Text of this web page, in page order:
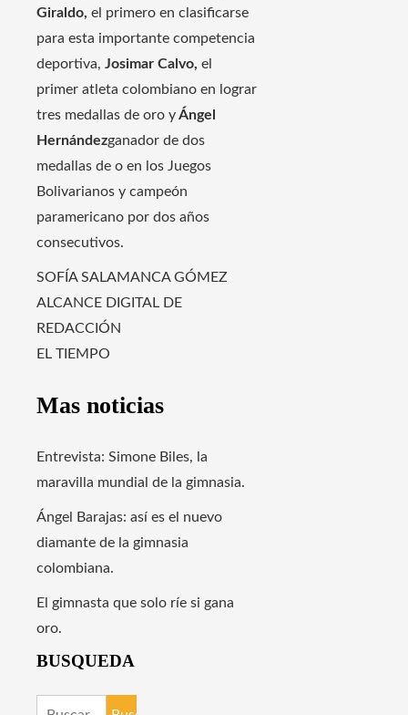
Giraldo, el primero en clasificarse
para esta importante competencia
deportiva, Josimar Calvo, el
primer atleta colombiano en lograr
tres medallas de oro yÁngel
Hernándezganador de dos
medallas de o en los Juegos
Bolivarianos y campeón
paramericano por dos años
consecutivos.
SOFÍA SALAMANCA GÓMEZ
ALCANCE DIGITAL DE
REDACCIÓN
EL TIEMPO
Mas noticias
Entrevista: Simone Biles, la
maravilla mundial de la gimnasia.
Ángel Barajas: así es el nuevo
diamante de la gimnasia
colombiana.
El gimnasta que solo ríe si gana
oro.
BUSQUEDA
Buscar: